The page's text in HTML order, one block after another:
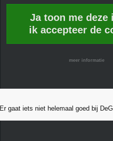
Ja toon me deze
ik accepteer de
meer informatie
Er gaat iets niet helemaal goed bij